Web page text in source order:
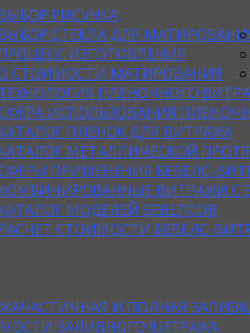
РИСУНКА
СТЕКЛА ДЛЯ
ИЗГОТОВЛЕНИЯ
СТОИМОСТИ МАТИРОВАНИЯ
ПЛЕНОЧНОГО
ИСПОЛЬЗОВАНИЯ
ПЛЕНОК ДЛЯ ВИТРАЖА
МЕТАЛЛИЧЕСКОЙ
ПРИМЕНЕНИЯ БЕВЕЛС-
ВИТРАЖИ С
МОДЕЛЕЙ БЕВЕЛСОВ
СТОИМОСТИ БЕВЕЛС-
ЧАСТИЧНАЯ И ПОЛНАЯ
ЗАЛИВНОГО ВИТРАЖА